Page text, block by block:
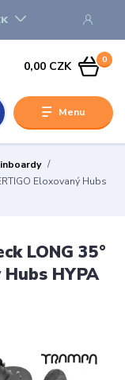
Menu
0
0,00 CZK
Eloxovaný Hubs
LONG 35°
HYPA